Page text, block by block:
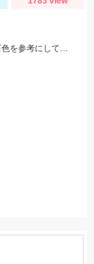
解禁直後の振草川へ！場所ムラが激しいので魚の姿や石色を参考にして入川しましょう。大樹寺店スタッフ岩崎釣行